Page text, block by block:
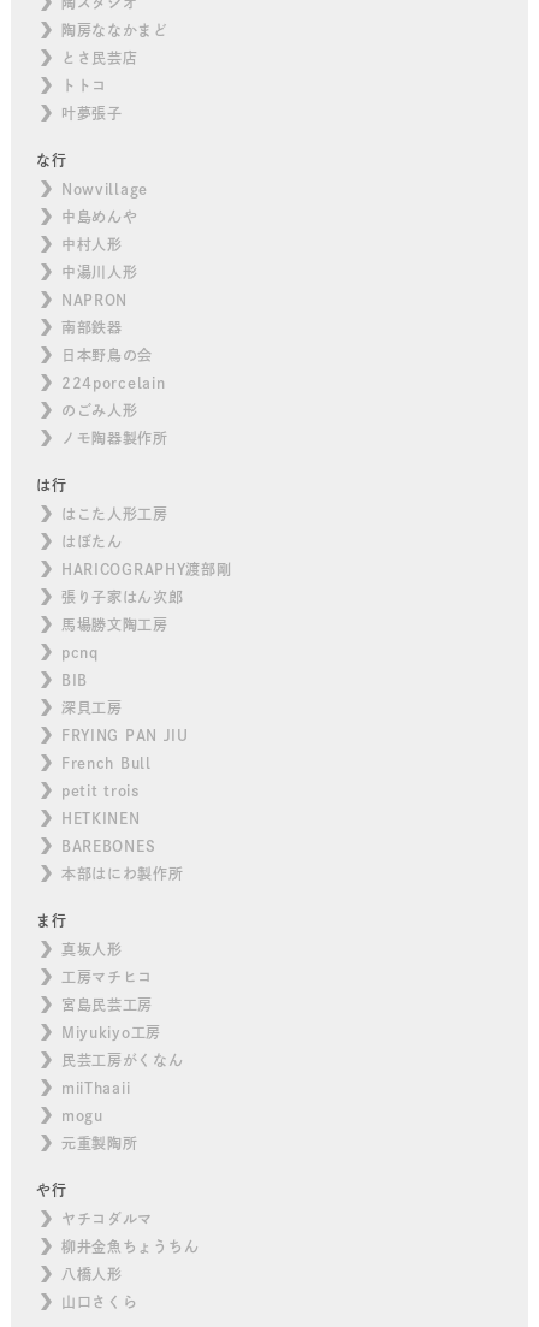
陶房ななかまど
とさ民芸店
トトコ
叶夢張子
な行
Nowvillage
中島めんや
中村人形
中湯川人形
NAPRON
南部鉄器
日本野鳥の会
224porcelain
のごみ人形
ノモ陶器製作所
は行
はこた人形工房
はぼたん
HARICOGRAPHY渡部剛
張り子家はん次郎
馬場勝文陶工房
pcnq
BIB
深貝工房
FRYING PAN JIU
French Bull
petit trois
HETKINEN
BAREBONES
本部はにわ製作所
ま行
真坂人形
工房マチヒコ
宮島民芸工房
Miyukiyo工房
民芸工房がくなん
miiThaaii
mogu
元重製陶所
や行
ヤチコダルマ
柳井金魚ちょうちん
八橋人形
山口さくら